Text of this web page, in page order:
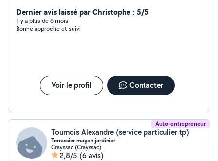
tonte de pelouse et autres... Au plaisir. Bien
cordialement, Mélyssa et Grégoire
Dernier avis laissé par Christophe : 5/5
Il y a plus de 6 mois
Bonne approche et suivi
Voir le profil Contacter
Auto-entrepreneur
Tournois Alexandre (service particulier tp)
Terrassier maçon jardinier
Crayssac (Crayssac)
2,8/5 (6 avis)